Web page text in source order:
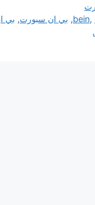
bein,
, بي ان سبورت, بي